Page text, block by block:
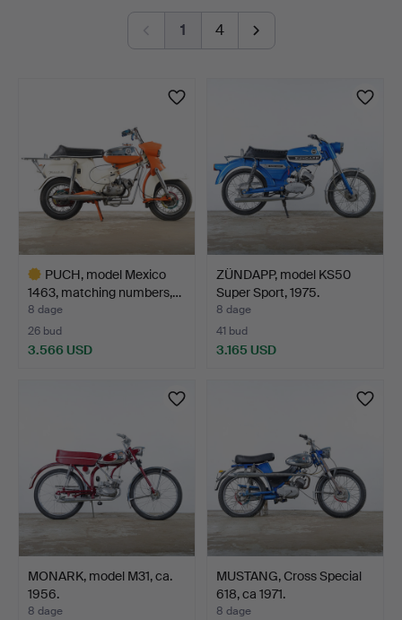
1 4
PUCH, model Mexico
1463, matching numbers,…
8 dage
26 bud
3.566 USD
ZÜNDAPP, model KS50
Super Sport, 1975.
8 dage
41 bud
3.165 USD
MONARK, model M31, ca.
1956.
8 dage
MUSTANG, Cross Special
618, ca 1971.
8 dage